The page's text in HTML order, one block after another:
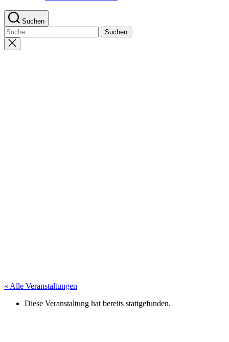
Suchen
Suche
nach:
Suche
schließen
« Alle Veranstaltungen
Diese Veranstaltung hat bereits stattgefunden.